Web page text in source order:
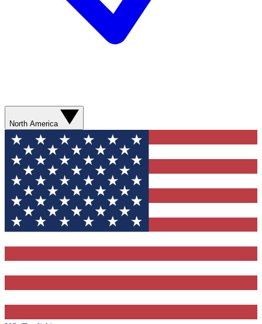
North America